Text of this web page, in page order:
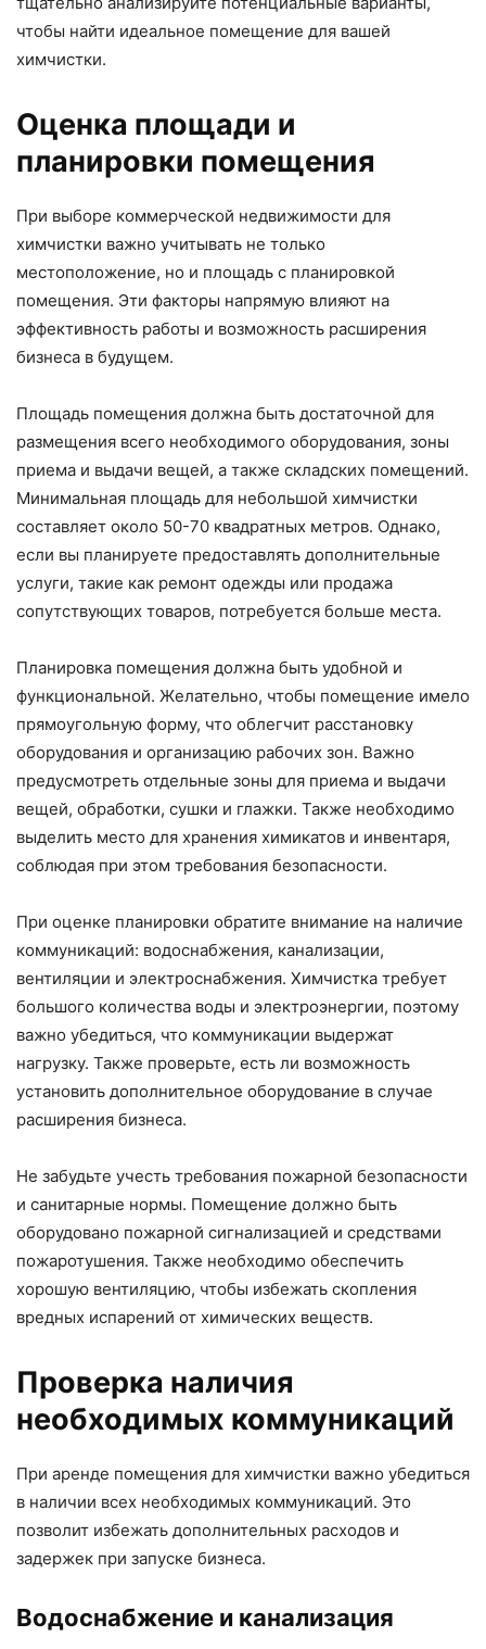
чтобы найти идеальное помещение для вашей
химчистки.
Оценка площади и
планировки помещения
При выборе коммерческой недвижимости для
химчистки важно учитывать не только
местоположение, но и площадь с планировкой
помещения. Эти факторы напрямую влияют на
эффективность работы и возможность расширения
бизнеса в будущем.
Площадь помещения должна быть достаточной для
размещения всего необходимого оборудования, зоны
приема и выдачи вещей, а также складских помещений.
Минимальная площадь для небольшой химчистки
составляет около 50-70 квадратных метров. Однако,
если вы планируете предоставлять дополнительные
услуги, такие как ремонт одежды или продажа
сопутствующих товаров, потребуется больше места.
Планировка помещения должна быть удобной и
функциональной. Желательно, чтобы помещение имело
прямоугольную форму, что облегчит расстановку
оборудования и организацию рабочих зон. Важно
предусмотреть отдельные зоны для приема и выдачи
вещей, обработки, сушки и глажки. Также необходимо
выделить место для хранения химикатов и инвентаря,
соблюдая при этом требования безопасности.
При оценке планировки обратите внимание на наличие
коммуникаций: водоснабжения, канализации,
вентиляции и электроснабжения. Химчистка требует
большого количества воды и электроэнергии, поэтому
важно убедиться, что коммуникации выдержат
нагрузку. Также проверьте, есть ли возможность
установить дополнительное оборудование в случае
расширения бизнеса.
Не забудьте учесть требования пожарной безопасности
и санитарные нормы. Помещение должно быть
оборудовано пожарной сигнализацией и средствами
пожаротушения. Также необходимо обеспечить
хорошую вентиляцию, чтобы избежать скопления
вредных испарений от химических веществ.
Проверка наличия
необходимых коммуникаций
При аренде помещения для химчистки важно убедиться
в наличии всех необходимых коммуникаций. Это
позволит избежать дополнительных расходов и
задержек при запуске бизнеса.
Водоснабжение и канализация